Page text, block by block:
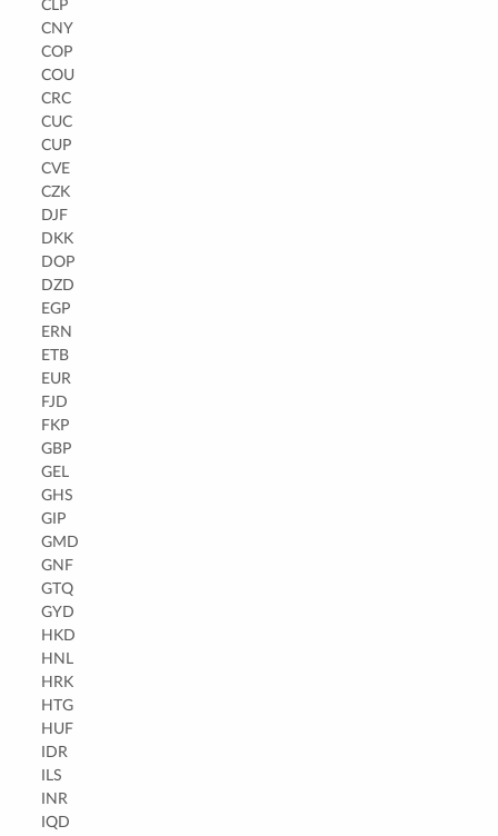
CLP
CNY
COP
COU
CRC
CUC
CUP
CVE
CZK
DJF
DKK
DOP
DZD
EGP
ERN
ETB
EUR
FJD
FKP
GBP
GEL
GHS
GIP
GMD
GNF
GTQ
GYD
HKD
HNL
HRK
HTG
HUF
IDR
ILS
INR
IQD